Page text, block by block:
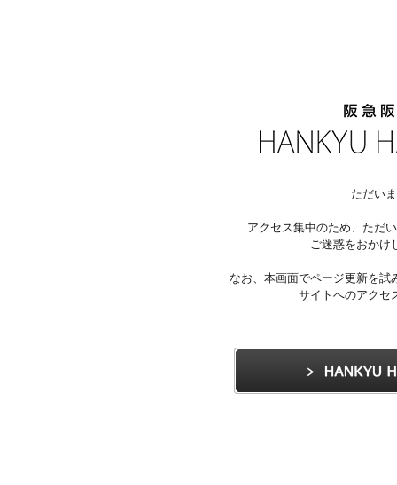
ただい
アクセス集中のため、ただ
ご迷惑をおかけ
なお、本画面でページ更新を
サイトへのアクセ